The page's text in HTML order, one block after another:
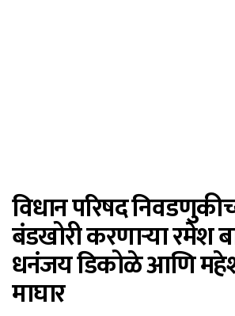
विधान परिषद
बंडखोरी करणाऱ्या रमेश
धनंजय डिकोळे आणि
माघार